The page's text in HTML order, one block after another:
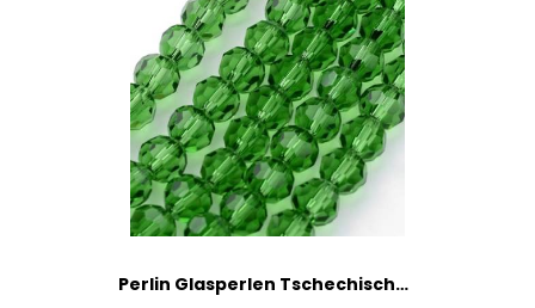
Perlin Glasperlen Tschechische Böhmische Rund Kristall Perlen 4mm CZ 90 Stück Facettierte Glasschliffperlen zum Auffädeln (Grün)